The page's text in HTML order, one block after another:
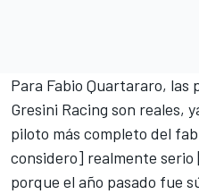
Para Fabio Quartararo, las
Gresini Racing son reales,
piloto más completo del
considero] realmente
porque el año pasado fue